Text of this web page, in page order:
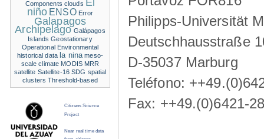
Philipps-Universität
Deutschhausstraße
D-35037 Marburg
Teléfono:
Fax: ++49.(0)6421-
Components clouds El
niño ENSO Error
Galapagos
Archipelago Galápagos
Islands Geostationary
Operational Environmental
historical data la nina meso-
scale climate MODIS MRR
satellite Satellite-16 SDG spatial
clusters Threshold-based
Citizens Science
Project
Near real time data